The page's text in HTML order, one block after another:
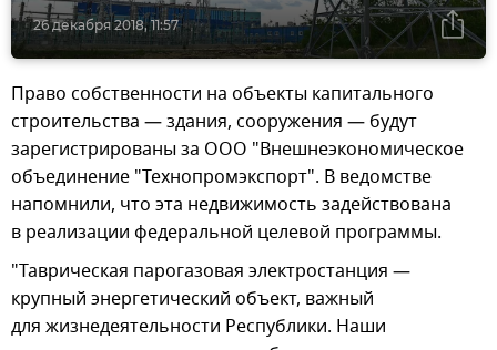
26 декабря 2018, 11:57
Право собственности на объекты капитального
строительства — здания, сооружения — будут
зарегистрированы за ООО "Внешнеэкономическое
объединение "Технопромэкспорт". В ведомстве
напомнили, что эта недвижимость задействована
в реализации федеральной целевой программы.
"Таврическая парогазовая электростанция —
крупный энергетический объект, важный
для жизнедеятельности Республики. Наши